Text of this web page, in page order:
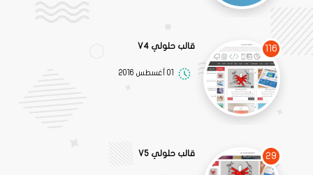
116 قالب حلولي V4
01 أغسطس 2016
29 قالب حلولي V5